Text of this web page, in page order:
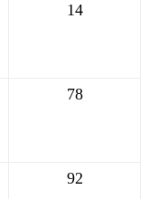
14
78
92